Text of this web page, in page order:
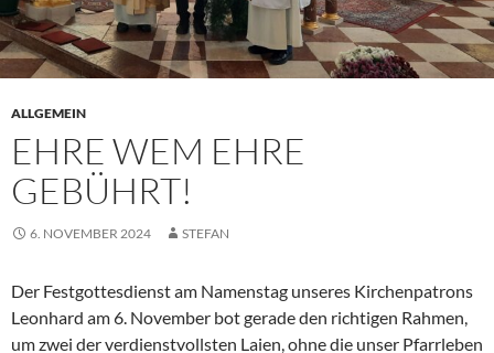
ALLGEMEIN
EHRE WEM EHRE
GEBÜHRT!
6. NOVEMBER 2024 STEFAN
Der Festgottesdienst am Namenstag unseres Kirchenpatrons
Leonhard am 6. November bot gerade den richtigen Rahmen,
um zwei der verdienstvollsten Laien, ohne die unser Pfarrleben